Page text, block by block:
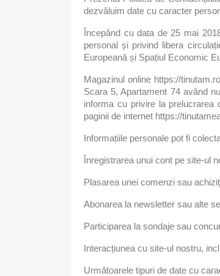
dezvăluim date cu caracter
Începând cu data de 25 mai
personal și privind libera
Europeană și Spațiul Economic
Magazinul online https://
Scara 5, Apartament 74 având
informa cu privire la prelucrarea
paginii de internet https://
Informațiile personale pot fi
Înregistrarea unui cont pe site-ul
Plasarea unei comenzi sau
Abonarea la newsletter sau alte
Participarea la sondaje sau
Interacțiunea cu site-ul nostru,
Următoarele tipuri de date cu